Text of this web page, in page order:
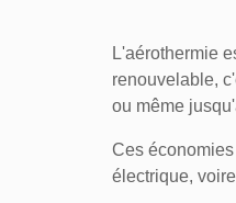
L'aérothermie
renouvelable,
ou même
Ces
électrique,